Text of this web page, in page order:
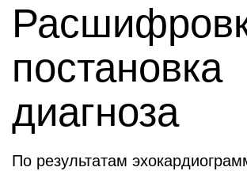
постановка
диагноза
По результатам